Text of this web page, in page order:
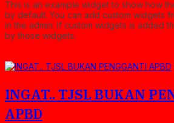
This is an example widget to show how
by default. You can add custom widgets
in the admin. If custom widgets is added
by those widgets.
INGAT.. TJSL BUKAN
APBD